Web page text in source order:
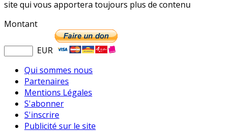
site qui vous apportera toujours plus de contenu
Montant
EUR
Qui sommes nous
Partenaires
Mentions Légales
S'abonner
S'inscrire
Publicité sur le site